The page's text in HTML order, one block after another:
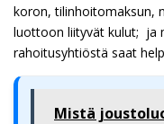
koron, tilinhoitomaksun,
luottoon liityvät kulut; ja
rahoitusyhtiöstä saat
Mistä